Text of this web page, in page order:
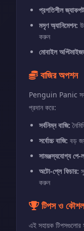
প্রগতিশীল
মসৃণ অ্যানিমেশন:
করুন
মোবাইল
বাজির অপশন
Penguin Panic সব
প্রদান করে:
সর্বনিম্ন বাজি:
সর্বোচ্চ বাজি: বড়
সামঞ্জস্যযোগ্য পে-
অটো-প্লে ফিচার:
করুন
টিপস ও কৌশল
এই সহায়ক টিপসগুলোর